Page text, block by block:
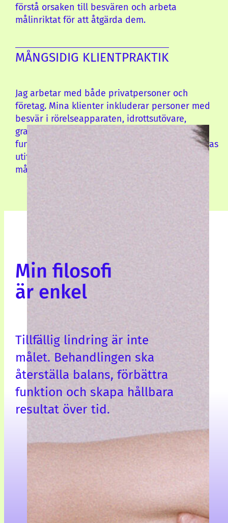
Min filosofi
är enkel
Tillfällig lindring är inte
målet. Behandlingen ska
återställa balans, förbättra
funktion och skapa hållbara
resultat över tid.
förstå orsaken till besvären och arbeta
målinriktat för att åtgärda dem.
MÅNGSIDIG KLIENTPRAKTIK
Jag arbetar med både privatpersoner och
företag. Mina klienter inkluderar personer med
besvär i rörelseapparaten, idrottsutövare,
gravida, äldre och personer med
funktionsnedsättning. Varje behandling planeras
utifrån individens förutsättningar, behov och
mål.